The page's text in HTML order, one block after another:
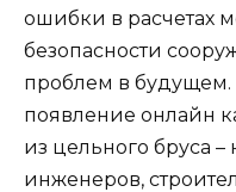
ошибки в расчетах
безопасности
проблем в
появление онлайн
из цельного бруса –
инженеров,